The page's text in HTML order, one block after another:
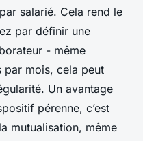
salarié. Cela rend le
par définir une
- même
mois, cela peut
Un avantage
pérenne, c’est
mutualisation, même